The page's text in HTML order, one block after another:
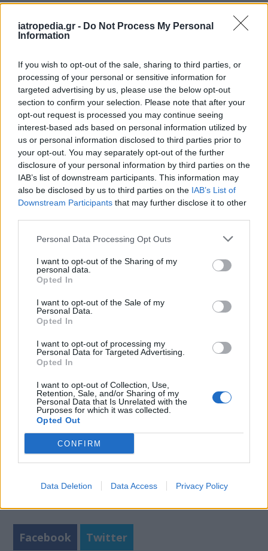
iatropedia.gr - Do Not Process My Personal
Information
If you wish to opt-out of the sale, sharing to third parties, or
processing of your personal or sensitive information for
targeted advertising by us, please use the below opt-out
section to confirm your selection. Please note that after your
opt-out request is processed you may continue seeing
interest-based ads based on personal information utilized by
us or personal information disclosed to third parties prior to
your opt-out. You may separately opt-out of the further
disclosure of your personal information by third parties on the
IAB’s list of downstream participants. This information may
also be disclosed by us to third parties on the IAB’s List of
Downstream Participants that may further disclose it to other
Personal Data Processing Opt Outs
I want to opt-out of the Sharing of my
personal data.
Opted In
I want to opt-out of the Sale of my
Personal Data.
Opted In
I want to opt-out of processing my
Personal Data for Targeted Advertising.
Opted In
I want to opt-out of Collection, Use,
Retention, Sale, and/or Sharing of my
Personal Data that Is Unrelated with the
Purposes for which it was collected.
Opted Out
CONFIRM
Data Deletion Data Access Privacy Policy
Ακόμη και από αυτούς που βρίσκονταν σε ύφεση
2,5 χρόνια μετά την έναρξη της μελέτης, ένα
35% συνέχιζε να πληροί όλα τα κριτήρια της
Οι περισσότεροι, πέντε χρόνια μετά την έναρξη
της μελέτης, είχαν ακόμα επεισόδια υπερφαγίας,
αν και πολλοί είχαν βελτιωθεί, διαπίστωσαν οι
επιστήμονες.
Τα ευρήματα δημοσιεύτηκαν στις 28 Μαΐου στο
περιοδικό Psychological Medicine.
Φωτογραφία:iStock
ΔΙΑΒΑΣΤΕ ΕΠΙΣΗΣ:
προσέρχονται στο Τμήμα Επειγόντων δεν είναι
επείγοντα
FDA: Ισχυρότερα και πιο εθιστικά από τη
νικοτίνη ορισμένα υποκατάστατα στα
ηλεκτρονικά τσιγάρα
Ομφαλοφοβία: Όταν ένας αφαλός προκαλεί
τρόμο
Facebook
Twitter